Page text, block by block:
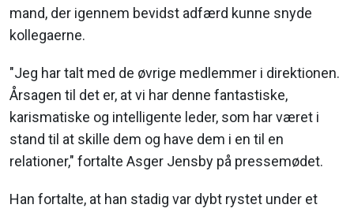
mand, der igennem bevidst adfærd kunne snyde
kollegaerne.
"Jeg har talt med de øvrige medlemmer i direktionen.
Årsagen til det er, at vi har denne fantastiske,
karismatiske og intelligente leder, som har været i
stand til at skille dem og have dem i en til en
relationer," fortalte Asger Jensby på pressemødet.
Han fortalte, at han stadig var dybt rystet under et